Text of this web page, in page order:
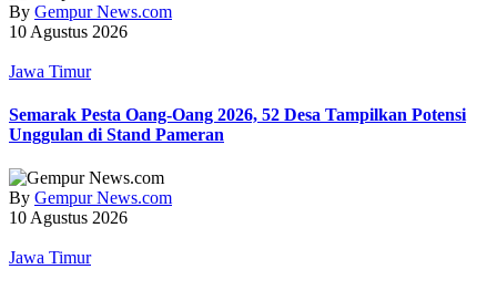
By Gempur News.com
10 Agustus 2026
Jawa Timur
Semarak Pesta Oang-Oang 2026, 52 Desa Tampilkan Potensi
Unggulan di Stand Pameran
By Gempur News.com
10 Agustus 2026
Jawa Timur